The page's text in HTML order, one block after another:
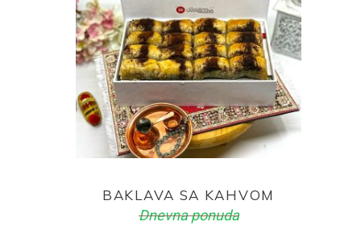
BAKLAVA SA KAHVOM
Dnevna ponuda